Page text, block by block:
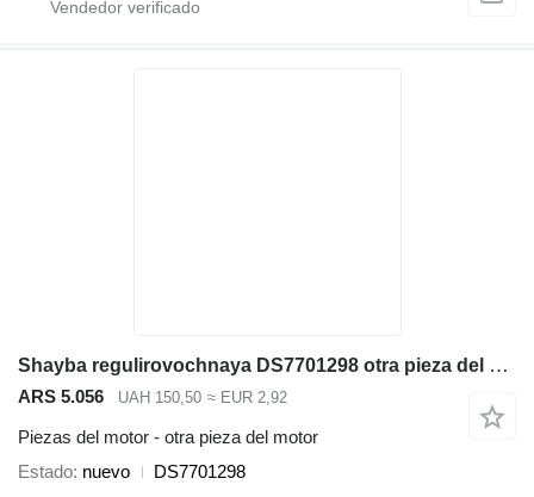
Shayba regulirovochnaya DS7701298 otra pieza del motor para Doosan SD300N cargadora de ruedas
ARS 5.056 UAH 150,50 ≈ EUR 2,92
Piezas del motor - otra pieza del motor
Estado nuevo
DS7701298